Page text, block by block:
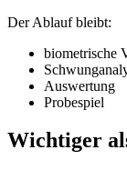
Der Ablauf bleibt:
biometrische
Auswertung
Probespiel
Wichtiger